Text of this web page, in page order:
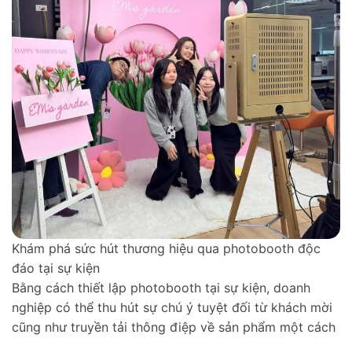
Khám phá sức hút thương hiệu qua photobooth độc
đáo tại sự kiện
Bằng cách thiết lập photobooth tại sự kiện, doanh
nghiệp có thể thu hút sự chú ý tuyệt đối từ khách mời
cũng như truyền tải thông điệp về sản phẩm một cách